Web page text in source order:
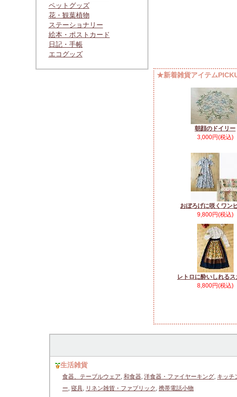
ペットグッズ
花・観葉植物
ステーショナリー
絵本・ポストカード
日記・手帳
エコグッズ
★新着雑貨アイテム
朝顔のドイリー
3,000円(税込)
おぼろげに咲くワン
9,800円(税込)
レトロに酔いしれるス
8,800円(税込)
生活雑貨
食器、テーブルウェア, 和食器, 洋食器・ファイヤーキング, キッチ
ー, 寝具, リネン雑貨・ファブリック , 携帯電話小物